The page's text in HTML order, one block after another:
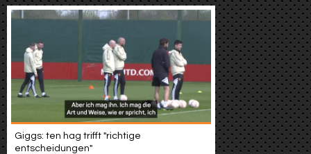
Giggs: ten hag trifft "richtige
entscheidungen"